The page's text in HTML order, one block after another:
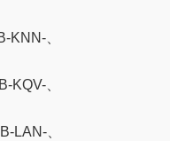
KNN-、
KQV-、
LAN-、